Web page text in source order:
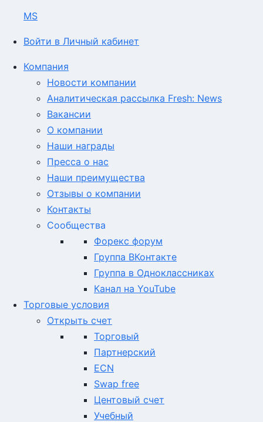
MS
Войти в Личный кабинет
Компания
Новости компании
Аналитическая рассылка Fresh: News
Вакансии
О компании
Наши награды
Пресса о нас
Наши преимущества
Отзывы о компании
Контакты
Сообщества
Форекс форум
Группа ВКонтакте
Группа в Одноклассниках
Канал на YouTube
Торговые условия
Открыть счет
Торговый
Партнерский
ECN
Swap free
Центовый счет
Учебный